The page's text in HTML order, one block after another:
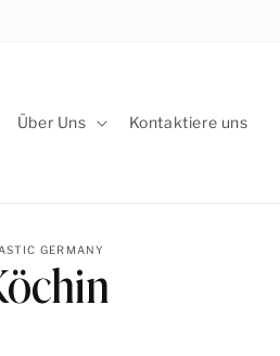
Über Uns Kontaktiere uns
GERMANY